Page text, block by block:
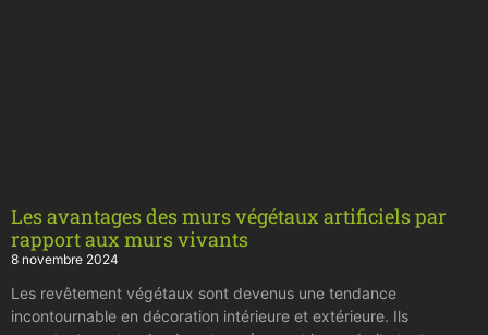
Les avantages des murs végétaux artificiels par
rapport aux murs vivants
8 novembre 2024
Les revêtement végétaux sont devenus une tendance
incontournable en décoration intérieure et extérieure. Ils